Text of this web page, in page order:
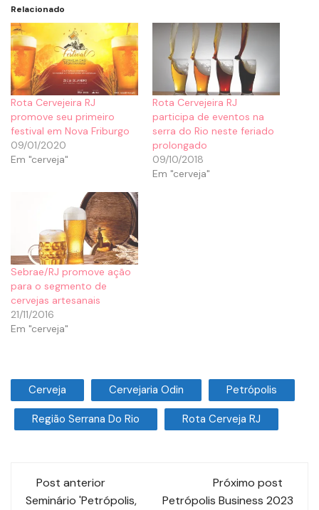
Relacionado
Rota Cervejeira RJ
promove seu primeiro
festival em Nova Friburgo
09/01/2020
Em "cerveja"
Rota Cervejeira RJ
participa de eventos na
serra do Rio neste feriado
prolongado
09/10/2018
Em "cerveja"
Sebrae/RJ promove ação
para o segmento de
cervejas artesanais
21/11/2016
Em "cerveja"
Cerveja Cervejaria Odin Petrópolis
Região Serrana Do Rio Rota Cerveja RJ
Post anterior
Seminário 'Petrópolis,
Próximo post
Petrópolis Business 2023